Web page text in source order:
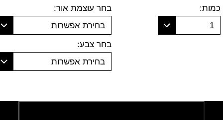
כמות:
1
בחר עוצמת אור:
בחירת אפשרות
בחר צבע:
בחירת אפשרות